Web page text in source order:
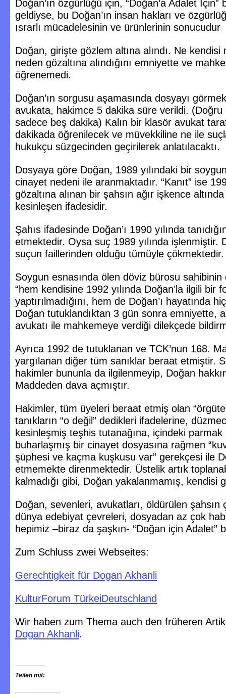
Doğan’ın özgürlüğü için, “Doğan’a Adalet İçin”
geldiyse, bu Doğan’ın insan hakları ve
ısrarlı mücadelesinin ve ürünlerinin sonucudur
Doğan, girişte gözlem altına alındı. Ne kendisi
neden gözaltına alındığını emniyette ve
öğrenemedi.
Doğan’ın sorgusu aşamasında dosyayı
avukata, hakimce 5 dakika süre verildi. (Doğru
sadece beş dakika) Kalın bir klasör avukat
dakikada öğrenilecek ve müvekkiline ne ile
hukukçu süzgecinden geçirilerek anlatılacaktı.
Dosyaya göre Doğan, 1989 yılındaki bir
cinayet nedeni ile aranmaktadır. “Kanıt” ise
gözaltına alınan bir şahsın ağır işkence
kesinleşen ifadesidir.
Şahıs ifadesinde Doğan’ı 1990 yılında
etmektedir. Oysa suç 1989 yılında işlenmiştir.
suçun faillerinden olduğu tümüyle çökmektedir.
Soygun esnasında ölen döviz bürosu sahibinin
“hem kendisine 1992 yılında Doğan’la ilgili bir
yaptırılmadığını, hem de Doğan’ı hayatında
Doğan tutuklandıktan 3 gün sonra emniyette,
avukatı ile mahkemeye verdiği dilekçede
Ayrıca 1992 de tutuklanan ve TCK’nun 168.
yargılanan diğer tüm sanıklar beraat etmiştir.
hakimler bununla da ilgilenmeyip, Doğan
Maddeden dava açmıştır.
Hakimler, tüm üyeleri beraat etmiş olan
tanıkların “o değil” dedikleri ifadelerine,
kesinleşmiş teşhis tutanağına, içindeki
buharlaşmış bir cinayet dosyasına rağmen
şüphesi ve kaçma kuşkusu var” gerekçesi ile
etmemekte direnmektedir. Üstelik artık
kalmadığı gibi, Doğan yakalanmamış, kendisi
Doğan, sevenleri, avukatları, öldürülen şahsın
dünya edebiyat çevreleri, dosyadan az çok
hepimiz –biraz da şaşkın- “Doğan için Adalet”
Zum Schluss zwei Webseites:
Gerechtigkeit für Dogan Akhanli
KulturForum TürkeiDeutschland
Wir haben zum Thema auch den früheren
Dogan Akhanli.
Teilen mit: